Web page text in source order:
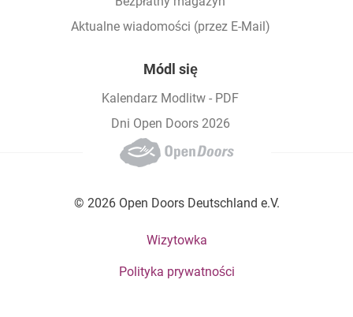
Aktualne wiadomości (przez E-Mail)
Módl się
Kalendarz Modlitw - PDF
Dni Open Doors 2026
© 2026 Open Doors Deutschland e.V.
Footer bottom menuWizytowka
Polityka prywatności